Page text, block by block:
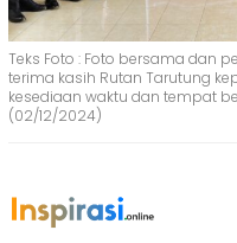
Teks Foto : Foto bersama dan
terima kasih Rutan Tarutung
kesediaan waktu dan tempat
(02/12/2024)